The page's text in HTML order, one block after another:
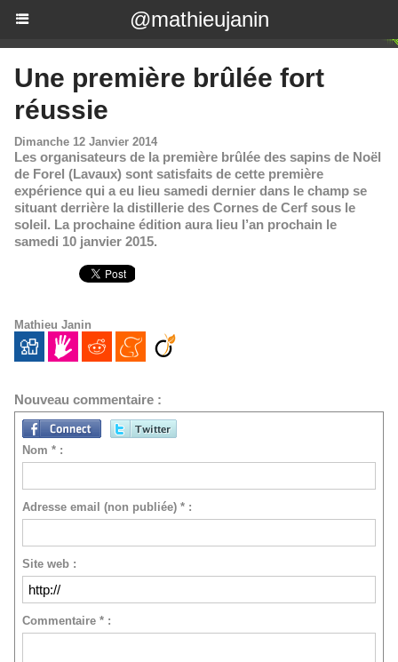
@mathieujanin
Une première brûlée fort
réussie
Dimanche 12 Janvier 2014
Les organisateurs de la première brûlée des sapins de Noël
de Forel (Lavaux) sont satisfaits de cette première
expérience qui a eu lieu samedi dernier dans le champ se
situant derrière la distillerie des Cornes de Cerf sous le
soleil. La prochaine édition aura lieu l’an prochain le
samedi 10 janvier 2015.
Mathieu Janin
Nouveau commentaire :
Nom * :
Adresse email (non publiée) * :
Site web :
Commentaire * :